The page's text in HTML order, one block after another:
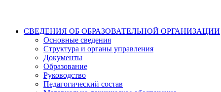
СВЕДЕНИЯ ОБ ОБРАЗОВАТЕЛЬНОЙ ОРГАНИЗАЦИИ
Основные сведения
Структура и органы управления
Документы
Образование
Руководство
Педагогический состав